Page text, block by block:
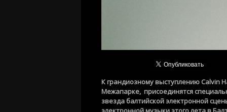
К грандиозному выступлению Calvin
Межапарке, присоединятся
звезда балтийской электронной